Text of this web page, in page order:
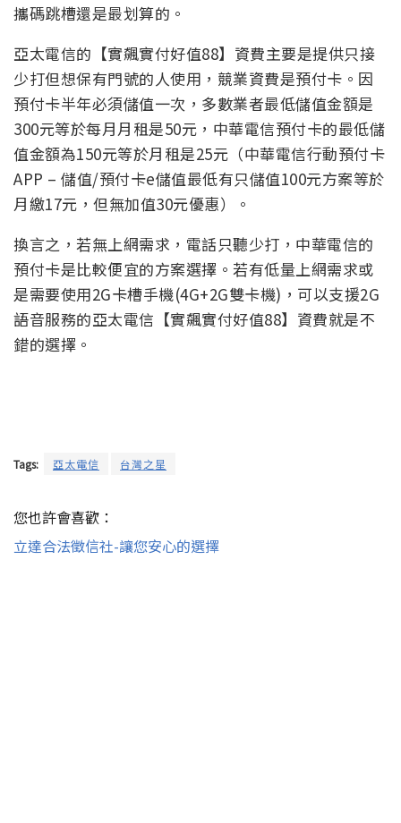
攜碼跳槽還是最划算的。
亞太電信的【實飆實付好值88】資費主要是提供只接
少打但想保有門號的人使用，競業資費是預付卡。因
預付卡半年必須儲值一次，多數業者最低儲值金額是
300元等於每月月租是50元，中華電信預付卡的最低儲
值金額為150元等於月租是25元（中華電信行動預付卡
APP – 儲值/預付卡e儲值最低有只儲值100元方案等於
月繳17元，但無加值30元優惠）。
換言之，若無上網需求，電話只聽少打，中華電信的
預付卡是比較便宜的方案選擇。若有低量上網需求或
是需要使用2G卡槽手機(4G+2G雙卡機)，可以支援2G
語音服務的亞太電信【實飆實付好值88】資費就是不
錯的選擇。
Tags: 亞太電信 台灣之星
您也許會喜歡：
立達合法徵信社-讓您安心的選擇